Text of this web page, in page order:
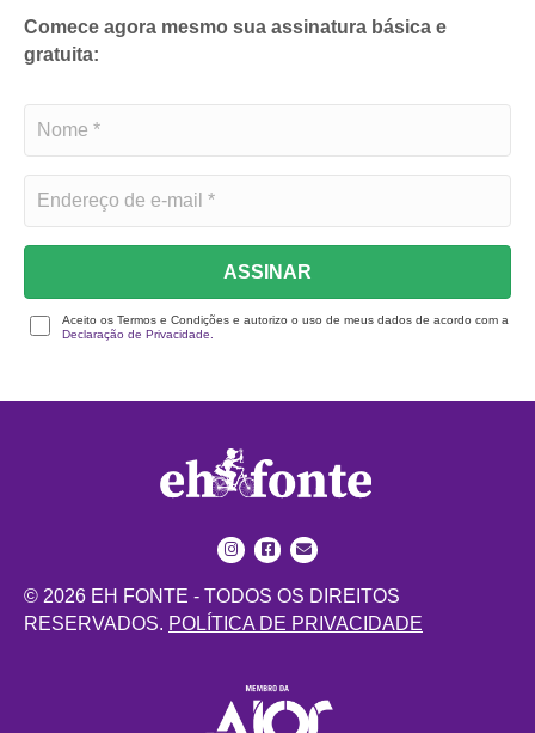
Comece agora mesmo sua assinatura básica e
gratuita:
ASSINAR
Aceito os Termos e Condições e autorizo o uso de meus dados de acordo com a
Declaração de Privacidade.
© 2026 EH FONTE - TODOS OS DIREITOS
RESERVADOS. POLÍTICA DE PRIVACIDADE